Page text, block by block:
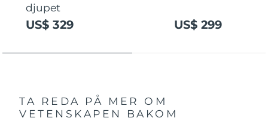
djupet
US$ 329 US$ 299
TA REDA PÅ MER OM
VETENSKAPEN BAKOM